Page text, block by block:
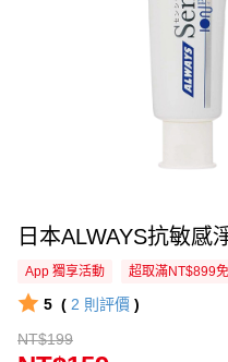
日本ALWAYS抗敏感
App 獨享活動 超取滿NT$899
5 ( 2 則評價 )
NT$199